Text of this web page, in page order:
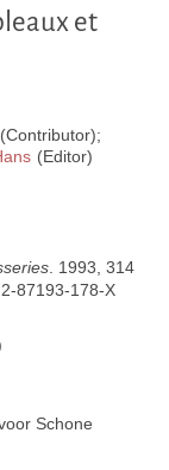
et
(Contributor);
(Editor)
. 1993, 314
2-87193-178-X
Schone